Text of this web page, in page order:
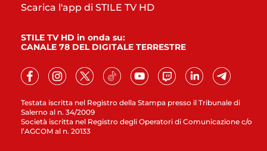
Testata iscritta nel Registro della Stampa presso il Tribunale di
Salerno al n. 34/2009
Società iscritta nel Registro degli Operatori di Comunicazione c/o
l’AGCOM al n. 20133
Scarica l'app di STILE TV HD
STILE TV HD in onda su:
CANALE 78 DEL DIGITALE TERRESTRE